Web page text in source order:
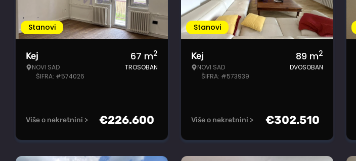
Stanovi
Kej
NOVI SAD
ŠIFRA: #574026
67 m2
TROSOBAN
Više o nekretnini > €226.600
Stanovi
Kej
NOVI SAD
ŠIFRA: #573939
89 m2
DVOSOBAN
Više o nekretnini > €302.510